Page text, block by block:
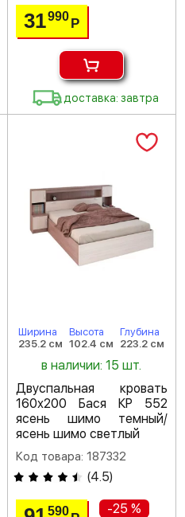
31990 Р
доставка: завтра
Ширина
235.2 см
Высота
102.4 см
Глубина
223.2 см
в наличии: 15 шт.
Двуспальная кровать
160х200 Бася КР 552
ясень шимо темный/
ясень шимо светлый
Код товара: 187332
(4.5)
590 -25 %